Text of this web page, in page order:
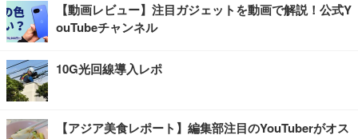
【動画レビュー】注目ガジェットを動画で解説！公式Y
ouTubeチャンネル
10G光回線導入レポ
【アジア美食レポート】編集部注目のYouTuberがオス